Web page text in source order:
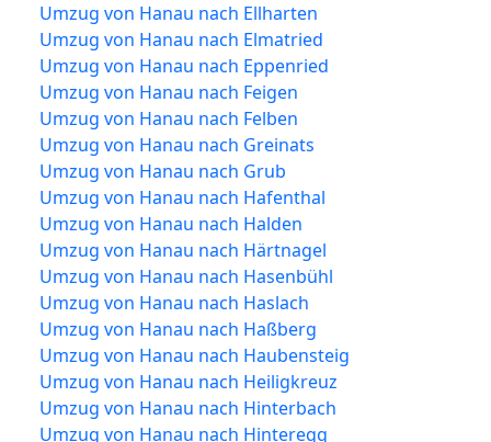
Umzug von Hanau nach Ellharten
Umzug von Hanau nach Elmatried
Umzug von Hanau nach Eppenried
Umzug von Hanau nach Feigen
Umzug von Hanau nach Felben
Umzug von Hanau nach Greinats
Umzug von Hanau nach Grub
Umzug von Hanau nach Hafenthal
Umzug von Hanau nach Halden
Umzug von Hanau nach Härtnagel
Umzug von Hanau nach Hasenbühl
Umzug von Hanau nach Haslach
Umzug von Hanau nach Haßberg
Umzug von Hanau nach Haubensteig
Umzug von Hanau nach Heiligkreuz
Umzug von Hanau nach Hinterbach
Umzug von Hanau nach Hinteregg